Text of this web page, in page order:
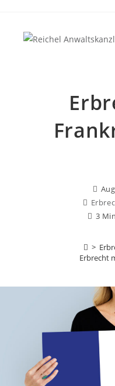
springen
3
>
Erbrecht